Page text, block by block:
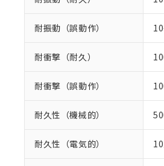
耐振動（誤動作）
耐衝撃（耐久）
耐衝撃（誤動作）
耐久性（機械的）
耐久性（電気的）